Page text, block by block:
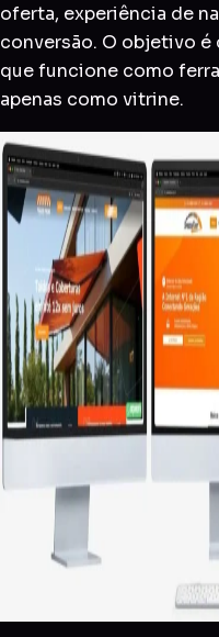
oferta, experiência de
conversão. O objetivo é
que funcione como
apenas como vitrine.